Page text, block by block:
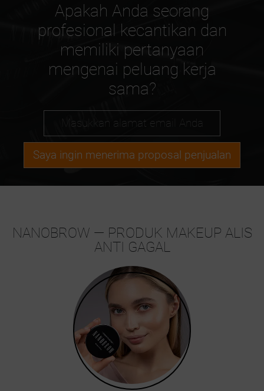
Apakah Anda seorang
profesional kecantikan dan
memiliki pertanyaan
mengenai peluang kerja
sama?
Saya ingin menerima proposal penjualan
NANOBROW — PRODUK MAKEUP ALIS
ANTI GAGAL